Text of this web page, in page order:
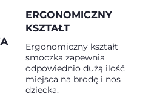
ERGONOMICZNY
KSZTAŁT
Ergonomiczny kształt
smoczka zapewnia
odpowiednio dużą ilość
miejsca na brodę i nos
dziecka.